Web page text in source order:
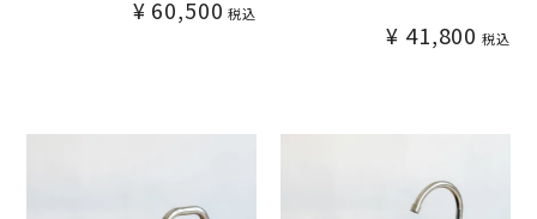
¥ 60,500 税込
¥ 41,800 税込